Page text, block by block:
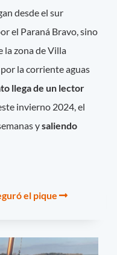
desde el sur
el Paraná Bravo, sino
la zona de Villa
la corriente aguas
llega de un lector
invierno 2024, el
ysaliendo
el pique